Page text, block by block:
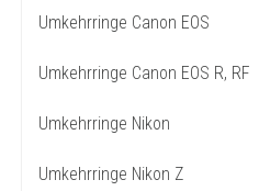
Umkehrringe Canon EOS
Umkehrringe Canon EOS R, RF
Umkehrringe Nikon
Umkehrringe Nikon Z